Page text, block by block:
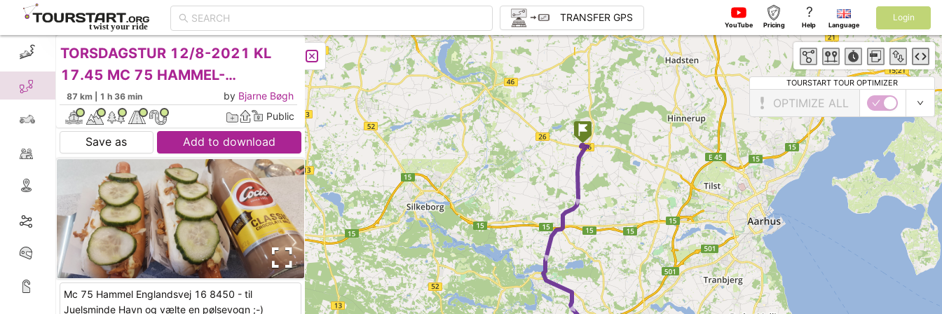
TRANSFER GPS
YouTube Pricing
?
Help Language
Login
CREATE TOUR LIST
TORSDAGSTUR 12/8-2021 KL
17.45 MC 75 HAMMEL-
JUELSMINDE HAVN
87 km | 1 h 36 min by Bjarne Bøgh
Public
Save as Add to download
Mc 75 Hammel Englandsvej 16 8450 - til
Juelsminde Havn og vælte en pølsevogn ;-)
TOURSTART TOUR OPTIMIZER
OPTIMIZE ALL